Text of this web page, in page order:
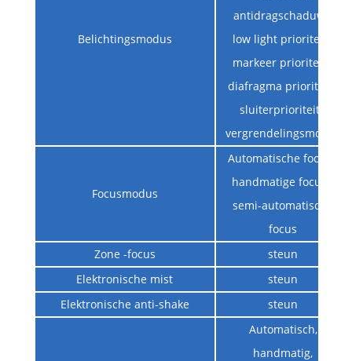
Belichtingsmodus
antidragschaduw /
low light prioriteit /
markeer prioriteit /
diafragma prioriteit /
sluiterprioriteit /
vergrendelingsmodus
Focusmodus
Automatische focus /
handmatige focus /
semi-automatische
focus
Zone -focus
steun
Elektronische mist
steun
Elektronische anti-shake
steun
Automatisch,
handmatig,